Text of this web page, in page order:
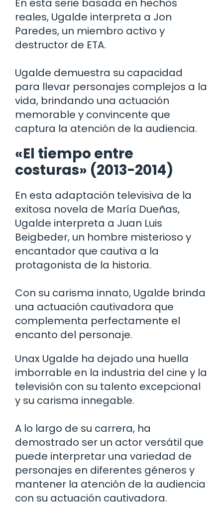
En esta serie basada en hechos
reales, Ugalde interpreta a Jon
Paredes, un miembro activo y
destructor de ETA.
Ugalde demuestra su capacidad
para llevar personajes complejos a la
vida, brindando una actuación
memorable y convincente que
captura la atención de la audiencia.
«El tiempo entre
costuras» (2013-2014)
En esta adaptación televisiva de la
exitosa novela de María Dueñas,
Ugalde interpreta a Juan Luis
Beigbeder, un hombre misterioso y
encantador que cautiva a la
protagonista de la historia.
Con su carisma innato, Ugalde brinda
una actuación cautivadora que
complementa perfectamente el
encanto del personaje.
Unax Ugalde ha dejado una huella
imborrable en la industria del cine y la
televisión con su talento excepcional
y su carisma innegable.
A lo largo de su carrera, ha
demostrado ser un actor versátil que
puede interpretar una variedad de
personajes en diferentes géneros y
mantener la atención de la audiencia
con su actuación cautivadora.